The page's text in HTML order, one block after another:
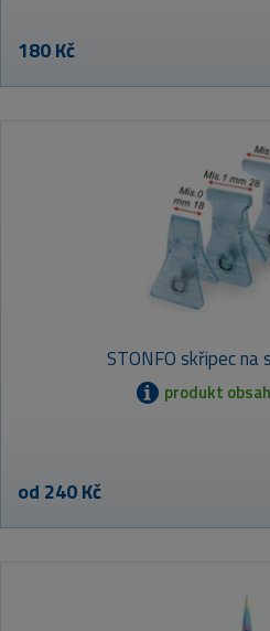
180 Kč
STONFO skřipec na
produkt
od 240 Kč